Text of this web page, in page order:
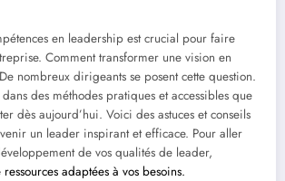
en leadership est crucial pour faire
Comment transformer une vision en
nombreux dirigeants se posent cette question.
des méthodes pratiques et accessibles que
dès aujourd’hui. Voici des astuces et conseils
un leader inspirant et efficace. Pour aller
de vos qualités de leader,
adaptées à vos besoins.